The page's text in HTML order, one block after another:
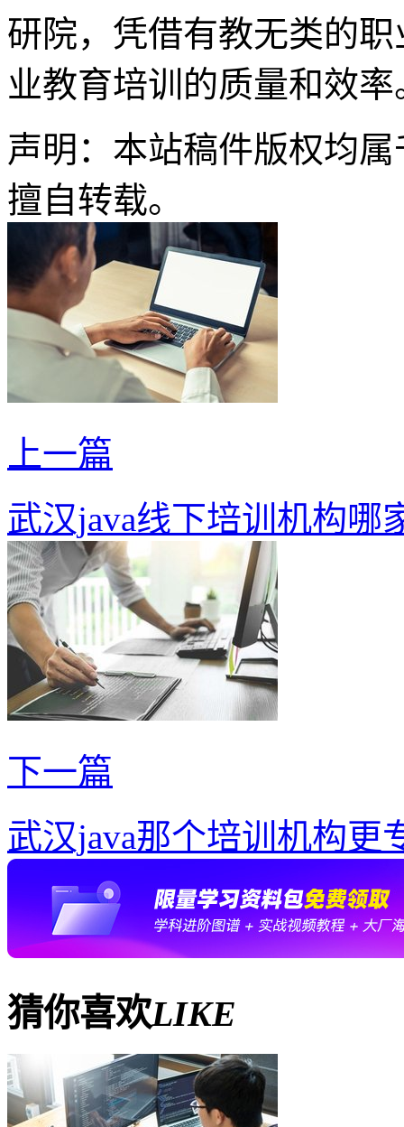
研院，凭借有教无类的
业教育培训的质量和效率
声明：本站稿件版权均
擅自转载。
上一篇
武汉java线下培训机构哪
下一篇
武汉java那个培训机构更
猜你喜欢LIKE